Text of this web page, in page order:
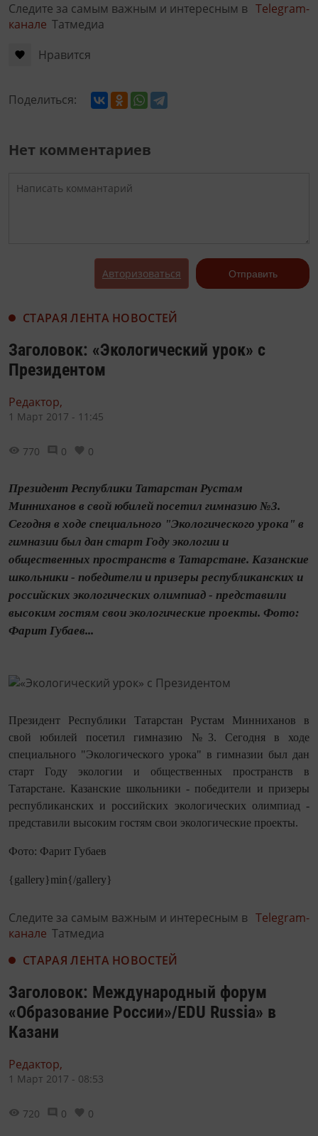
Следите за самым важным и интересным в Telegram-
канале Татмедиа
Нравится
Поделиться:
Нет комментариев
Авторизоваться Отправить
СТАРАЯ ЛЕНТА НОВОСТЕЙ
Заголовок: «Экологический урок» с
Президентом
Редактор,
1 Март 2017 - 11:45
770 0 0
Президент Республики Татарстан Рустам
Минниханов в свой юбилей посетил гимназию №3.
Сегодня в ходе специального "Экологического урока" в
гимназии был дан старт Году экологии и
общественных пространств в Татарстане. Казанские
школьники - победители и призеры республиканских и
российских экологических олимпиад - представили
высоким гостям свои экологические проекты. Фото:
Фарит Губаев...
Президент Республики Татарстан Рустам Минниханов в
свой юбилей посетил гимназию №3. Сегодня в ходе
специального "Экологического урока" в гимназии был дан
старт Году экологии и общественных пространств в
Татарстане. Казанские школьники - победители и призеры
республиканских и российских экологических олимпиад -
представили высоким гостям свои экологические проекты.
Фото: Фарит Губаев
{gallery}min{/gallery}
Следите за самым важным и интересным в Telegram-
канале Татмедиа
СТАРАЯ ЛЕНТА НОВОСТЕЙ
Заголовок: Международный форум
«Образование России»/EDU Russia» в
Казани
Редактор,
1 Март 2017 - 08:53
720 0 0